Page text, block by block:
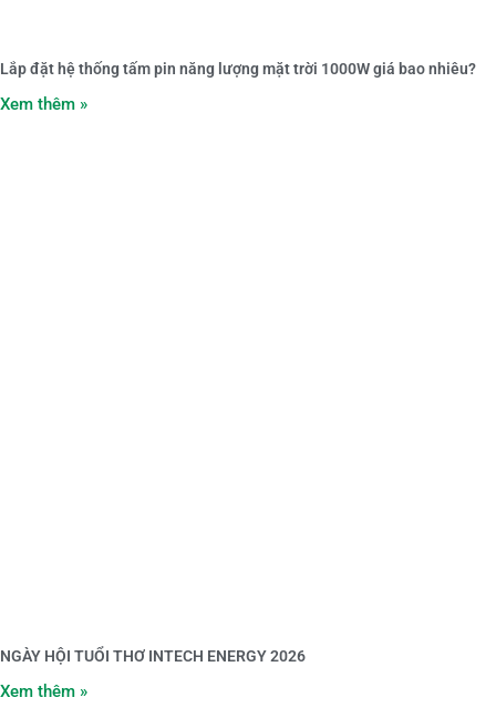
Lắp đặt hệ thống tấm pin năng lượng mặt trời 1000W giá bao nhiêu?
Xem thêm »
NGÀY HỘI TUỔI THƠ INTECH ENERGY 2026
Xem thêm »